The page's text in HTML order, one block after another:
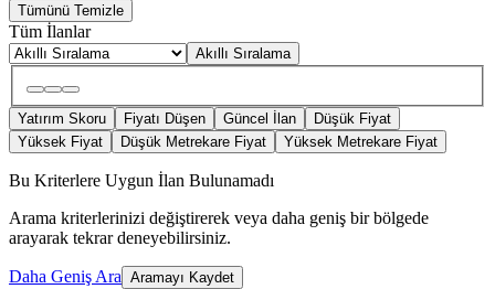
Tümünü Temizle
Tüm İlanlar
Akıllı Sıralama
Yatırım Skoru Fiyatı Düşen Güncel İlan
Düşük Fiyat
Yüksek Fiyat
Düşük Metrekare Fiyat Yüksek Metrekare Fiyat
Bu Kriterlere Uygun İlan Bulunamadı
Arama kriterlerinizi değiştirerek veya daha geniş bir bölgede
arayarak tekrar deneyebilirsiniz.
Daha Geniş Ara Aramayı Kaydet